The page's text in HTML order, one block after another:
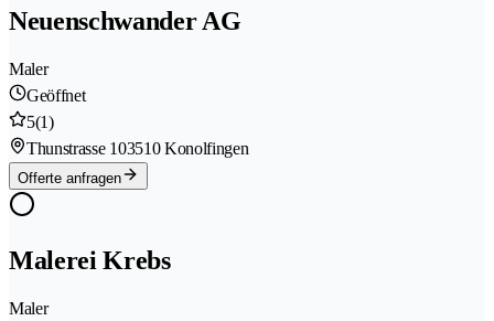
Neuenschwander AG
Maler
Geöffnet
5(1)
Thunstrasse 103510 Konolfingen
Offerte anfragen
Malerei Krebs
Maler